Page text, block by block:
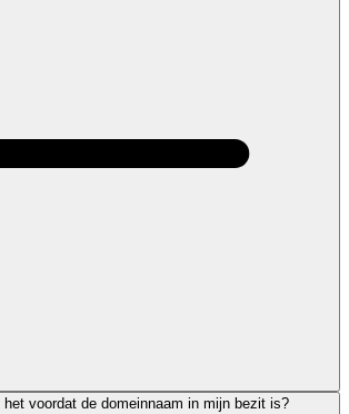
het voordat de domeinnaam in mijn bezit is?